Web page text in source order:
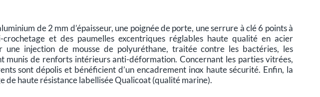
de 2 mm d’épaisseur, une poignée de porte, une serrure à clé 6 points à
et des paumelles excentriques réglables haute qualité en acier
une injection de mousse de polyuréthane, traitée contre les bactéries, les
munis de renforts intérieurs anti-déformation. Concernant les parties vitrées,
sont dépolis et bénéficient d’un encadrement inox haute sécurité. Enfin, la
de haute résistance labellisée Qualicoat (qualité marine).